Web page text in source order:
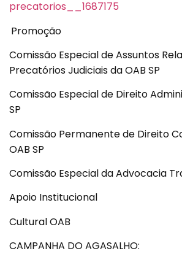
precatorios__1687175
Promoção
Comissão Especial de Assuntos
Precatórios Judiciais da OAB SP
Comissão Especial de Direito
SP
Comissão Permanente de Direito
OAB SP
Comissão Especial da Advocacia
Apoio Institucional
Cultural OAB
CAMPANHA DO AGASALHO: